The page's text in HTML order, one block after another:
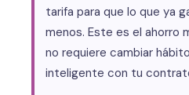
tarifa para que lo que ya
menos. Este es el ahorro
no requiere cambiar
inteligente con tu